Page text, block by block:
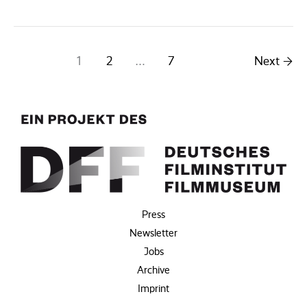
THE FISH
1 2 … 7 Next →
Press
Newsletter
Jobs
Archive
Imprint